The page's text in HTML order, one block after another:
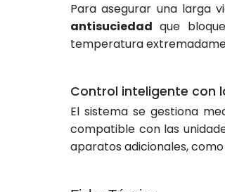
Para asegurar una larga
antisuciedad que
temperatura
Control inteligente con
El sistema se gestiona
compatible con las
aparatos adicionales,